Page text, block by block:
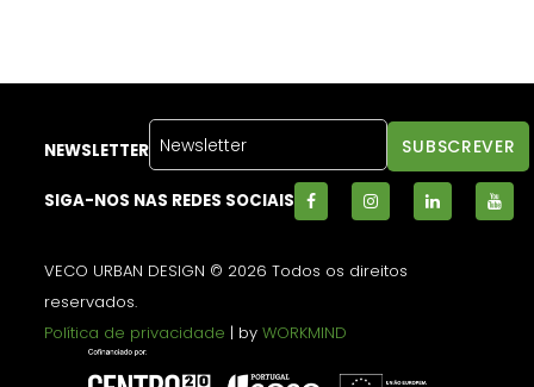
NEWSLETTER
SIGA-NOS NAS REDES SOCIAIS
VECO URBAN DESIGN © 2026 Todos os direitos
reservados.
Política de privacidade | byWORKMIND